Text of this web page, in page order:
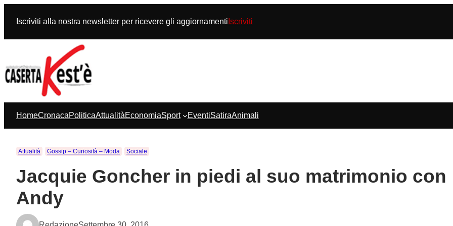
contenuto
Iscriviti alla nostra newsletter per ricevere gli aggiornamenti Iscriviti
HomeCronacaPoliticaAttualitàEconomiaSport EventiSatiraAnimali
Attualità Gossip – Curiosità – Moda Sociale
Jacquie Goncher in piedi al suo matrimonio con
Andy